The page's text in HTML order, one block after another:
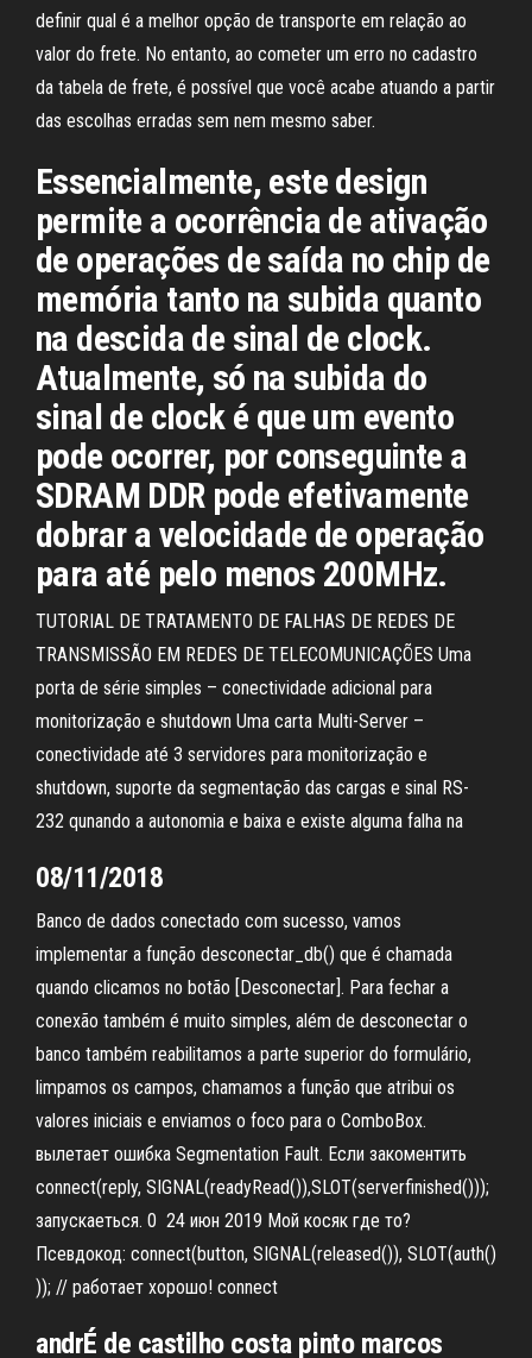
definir qual é a melhor opção de transporte em relação ao
valor do frete. No entanto, ao cometer um erro no cadastro
da tabela de frete, é possível que você acabe atuando a partir
das escolhas erradas sem nem mesmo saber.
Essencialmente, este design
permite a ocorrência de ativação
de operações de saída no chip de
memória tanto na subida quanto
na descida de sinal de clock.
Atualmente, só na subida do
sinal de clock é que um evento
pode ocorrer, por conseguinte a
SDRAM DDR pode efetivamente
dobrar a velocidade de operação
para até pelo menos 200MHz.
TUTORIAL DE TRATAMENTO DE FALHAS DE REDES DE
TRANSMISSÃO EM REDES DE TELECOMUNICAÇÕES Uma
porta de série simples – conectividade adicional para
monitorização e shutdown Uma carta Multi-Server –
conectividade até 3 servidores para monitorização e
shutdown, suporte da segmentação das cargas e sinal RS-
232 qunando a autonomia e baixa e existe alguma falha na
08/11/2018
Banco de dados conectado com sucesso, vamos
implementar a função desconectar_db() que é chamada
quando clicamos no botão [Desconectar]. Para fechar a
conexão também é muito simples, além de desconectar o
banco também reabilitamos a parte superior do formulário,
limpamos os campos, chamamos a função que atribui os
valores iniciais e enviamos o foco para o ComboBox.
вылетает ошибка Segmentation Fault. Если закоментить
connect(reply, SIGNAL(readyRead()),SLOT(serverfinished()));
запускаеться. 0 24 июн 2019 Мой косяк где то?
Псевдокод: connect(button, SIGNAL(released()), SLOT(auth()
)); // работает хорошо! connect
andrÉ de castilho costa pinto marcos